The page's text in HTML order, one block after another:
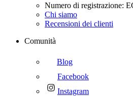
Numero di registrazione:
Chi siamo
Recensioni dei clienti
Comunità
Blog
Facebook
Instagram